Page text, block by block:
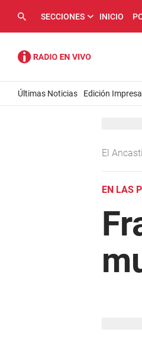
SECCIONES INICIO
Últimas Noticias Edición Impresa
El Ancasti
EN LAS